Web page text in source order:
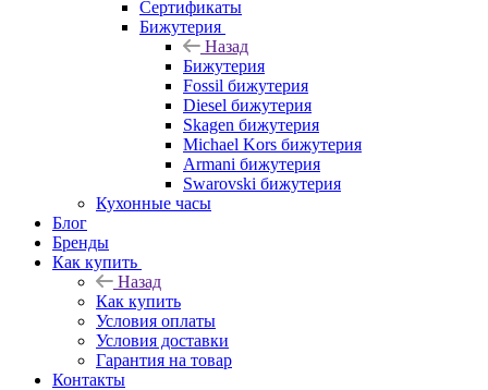
Сертификаты
Бижутерия
Назад
Бижутерия
Fossil бижутерия
Diesel бижутерия
Skagen бижутерия
Michael Kors бижутерия
Armani бижутерия
Swarovski бижутерия
Кухонные часы
Блог
Бренды
Как купить
Назад
Как купить
Условия оплаты
Условия доставки
Гарантия на товар
Контакты